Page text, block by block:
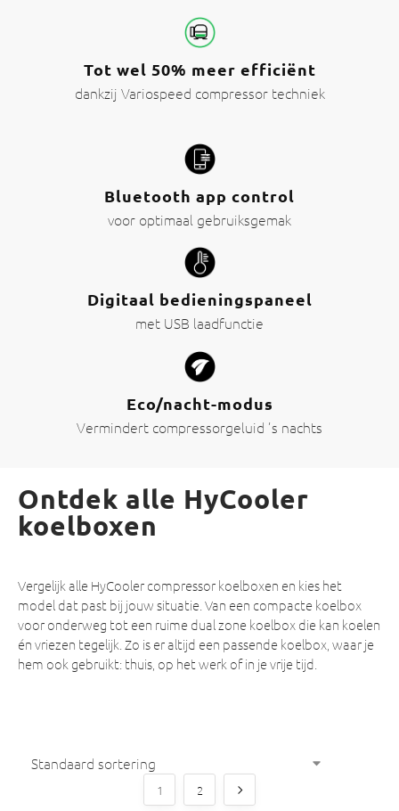
Tot wel 50% meer efficiënt
dankzij Variospeed compressor techniek
Bluetooth app control
voor optimaal gebruiksgemak
Digitaal bedieningspaneel
met USB laadfunctie
Eco/nacht-modus
Vermindert compressorgeluid ’s nachts
Ontdek alle HyCooler
koelboxen
Vergelijk alle HyCooler compressor koelboxen en kies het
model dat past bij jouw situatie. Van een compacte koelbox
voor onderweg tot een ruime dual zone koelbox die kan koelen
én vriezen tegelijk. Zo is er altijd een passende koelbox, waar je
hem ook gebruikt: thuis, op het werk of in je vrije tijd.
1 2